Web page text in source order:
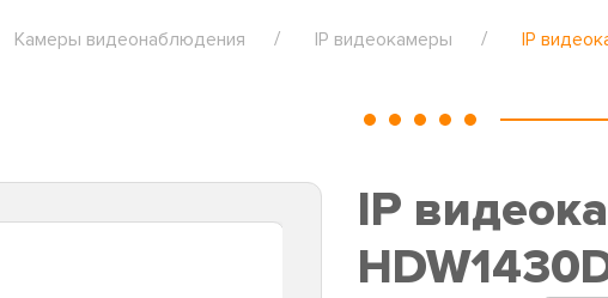
Камеры видеонаблюдения IP видеокамеры IP
IP